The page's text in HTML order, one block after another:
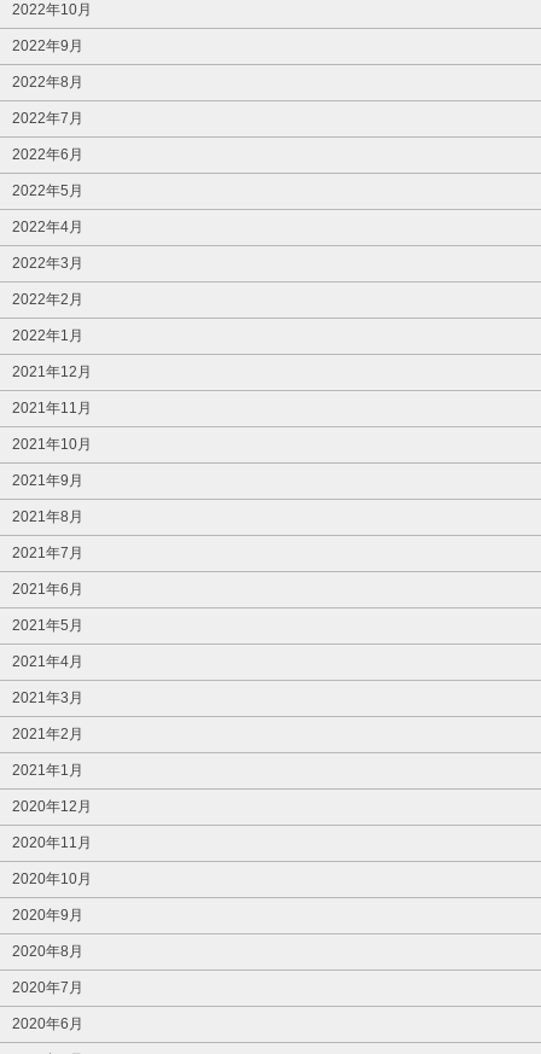
2022年10月
2022年9月
2022年8月
2022年7月
2022年6月
2022年5月
2022年4月
2022年3月
2022年2月
2022年1月
2021年12月
2021年11月
2021年10月
2021年9月
2021年8月
2021年7月
2021年6月
2021年5月
2021年4月
2021年3月
2021年2月
2021年1月
2020年12月
2020年11月
2020年10月
2020年9月
2020年8月
2020年7月
2020年6月